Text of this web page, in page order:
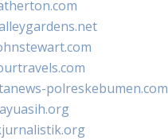
polreskebumen.com